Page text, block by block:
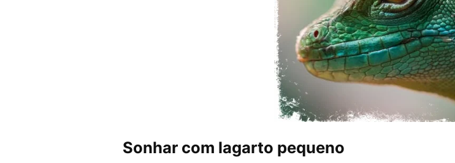
Sonhar com lagarto pequeno